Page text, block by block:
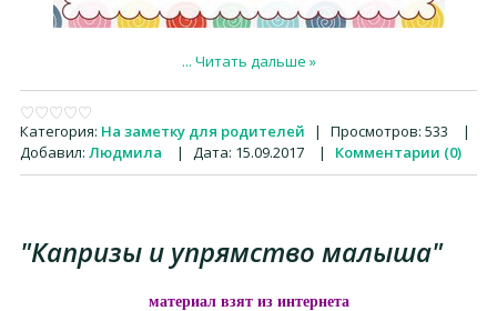
... Читать дальше »
Категория: На заметку для родителей | Просмотров: 533
|
Добавил: Людмила | Дата: 15.09.2017 | Комментарии (0)
"Капризы и упрямство малыша"
материал взят из интернета